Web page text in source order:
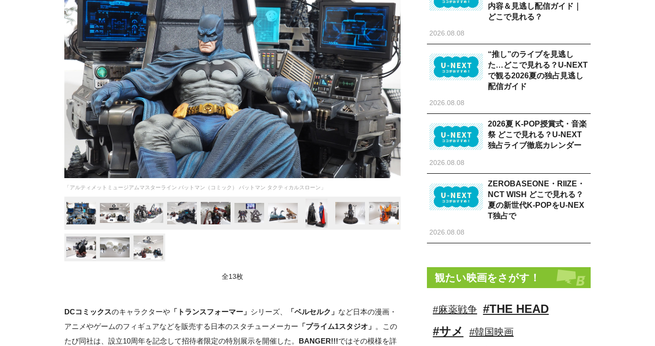
「アルティメットミュージアムマスターライン バットマン（コミック） バットマン タクティカルスローン」
全13枚
DCコミックスのキャラクターや 「トランスフォーマー」 シリーズ、 「ベルセルク」 など日本の漫画・
アニメやゲームのフィギュアなどを販売する日本のスタチューメーカー 「プライム1スタジオ」 。この
たび同社は、設立10周年を記念して招待者限定の特別展示を開催した。 BANGER!!!ではその模様を詳
内容＆見逃し配信ガイド｜
どこで見れる？
2026.08.08
“推し”のライブを見逃し
た…どこで見れる？U-NEXT
で観る2026夏の独占見逃し
配信ガイド
2026.08.08
2026夏 K-POP授賞式・音楽
祭 どこで見れる？U-NEXT
独占ライブ徹底カレンダー
2026.08.08
ZEROBASEONE・RIIZE・
NCT WISH どこで見れる？
夏の新世代K-POPをU-NEX
T独占で
2026.08.08
観たい映画をさがす！
#麻薬戦争 #THE HEAD
#サメ
#韓国映画